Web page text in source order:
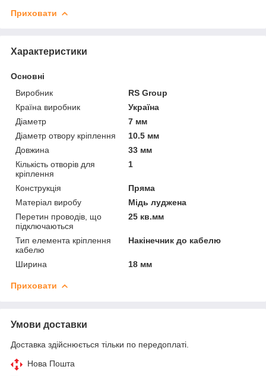
Приховати
Характеристики
Основні
Виробник
RS Group
Країна виробник
Україна
Діаметр
7 мм
Діаметр отвору кріплення
10.5 мм
Довжина
33 мм
Кількість отворів для
кріплення
1
Конструкція
Пряма
Матеріал виробу
Мідь луджена
Перетин проводів, що
підключаються
25 кв.мм
Тип елемента кріплення
кабелю
Накінечник до кабелю
Ширина 18 мм
Приховати
Умови доставки
Доставка здійснюється тільки по передоплаті.
Нова Пошта